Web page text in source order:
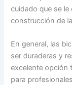
cuidado que se le
construcción de
En general, las
ser duraderas y
excelente opción
para